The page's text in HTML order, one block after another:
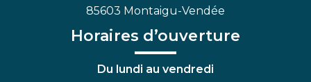
85603 Montaigu-Vendée
Horaires d’ouverture
Du lundi au vendredi